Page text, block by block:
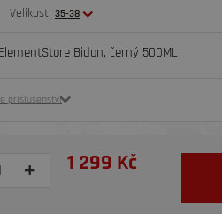
Velikost: 35-38
ElementStore Bidon, černý 500ML
příslušenství
+ 1 299 Kč